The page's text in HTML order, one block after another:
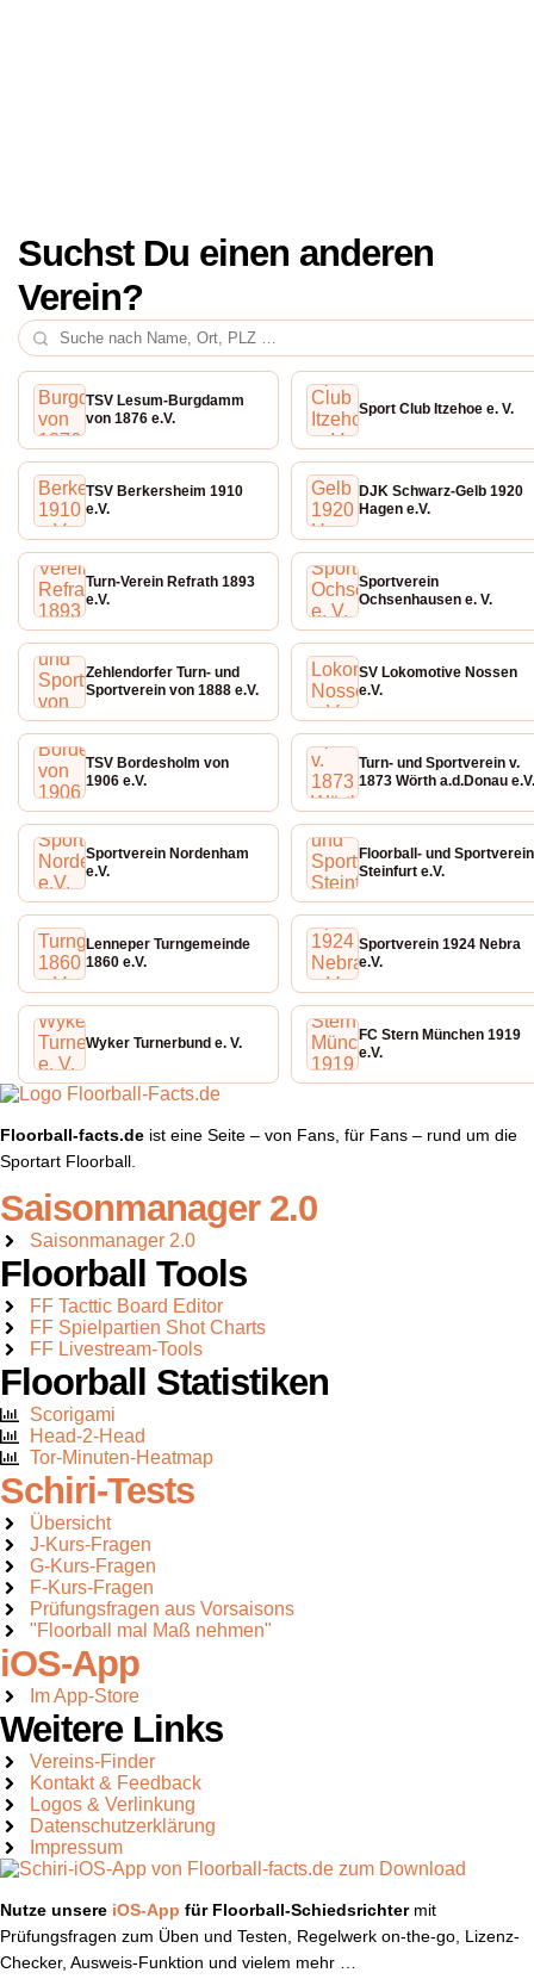
Suchst Du einen anderen
Verein?
TSV Lesum-Burgdamm
von 1876 e.V.
Sport Club Itzehoe e. V.
TSV Berkersheim 1910
e.V.
DJK Schwarz-Gelb 1920
Hagen e.V.
Turn-Verein Refrath 1893
e.V.
Sportverein
Ochsenhausen e. V.
Zehlendorfer Turn- und
Sportverein von 1888 e.V.
SV Lokomotive Nossen
e.V.
TSV Bordesholm von
1906 e.V.
Turn- und Sportverein v.
1873 Wörth a.d.Donau e.V.
Sportverein Nordenham
e.V.
Floorball- und Sportverein
Steinfurt e.V.
Lenneper Turngemeinde
1860 e.V.
Sportverein 1924 Nebra
e.V.
Wyker Turnerbund e. V.
FC Stern München 1919
e.V.
Floorball-facts.de ist eine Seite – von Fans, für Fans – rund um die
Sportart Floorball.
Saisonmanager 2.0
Saisonmanager 2.0
Floorball Tools
FF Tacttic Board Editor
FF Spielpartien Shot Charts
FF Livestream-Tools
Floorball Statistiken
Scorigami
Head-2-Head
Tor-Minuten-Heatmap
Schiri-Tests
Übersicht
J-Kurs-Fragen
G-Kurs-Fragen
F-Kurs-Fragen
Prüfungsfragen aus Vorsaisons
"Floorball mal Maß nehmen"
iOS-App
Im App-Store
Weitere Links
Vereins-Finder
Kontakt & Feedback
Logos & Verlinkung
Datenschutzerklärung
Impressum
Nutze unsere iOS-App für Floorball-Schiedsrichter mit
Prüfungsfragen zum Üben und Testen, Regelwerk on-the-go, Lizenz-
Checker, Ausweis-Funktion und vielem mehr …